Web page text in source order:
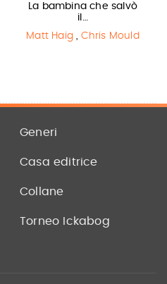
La bambina che salvò
il…
Matt Haig , Chris Mould
Generi
Casa editrice
Collane
Torneo Ickabog